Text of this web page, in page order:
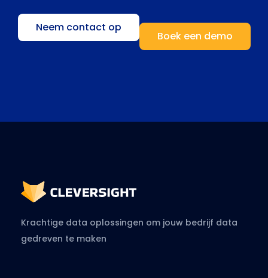
Neem contact op
Boek een demo
Krachtige data oplossingen om jouw bedrijf data
gedreven te maken